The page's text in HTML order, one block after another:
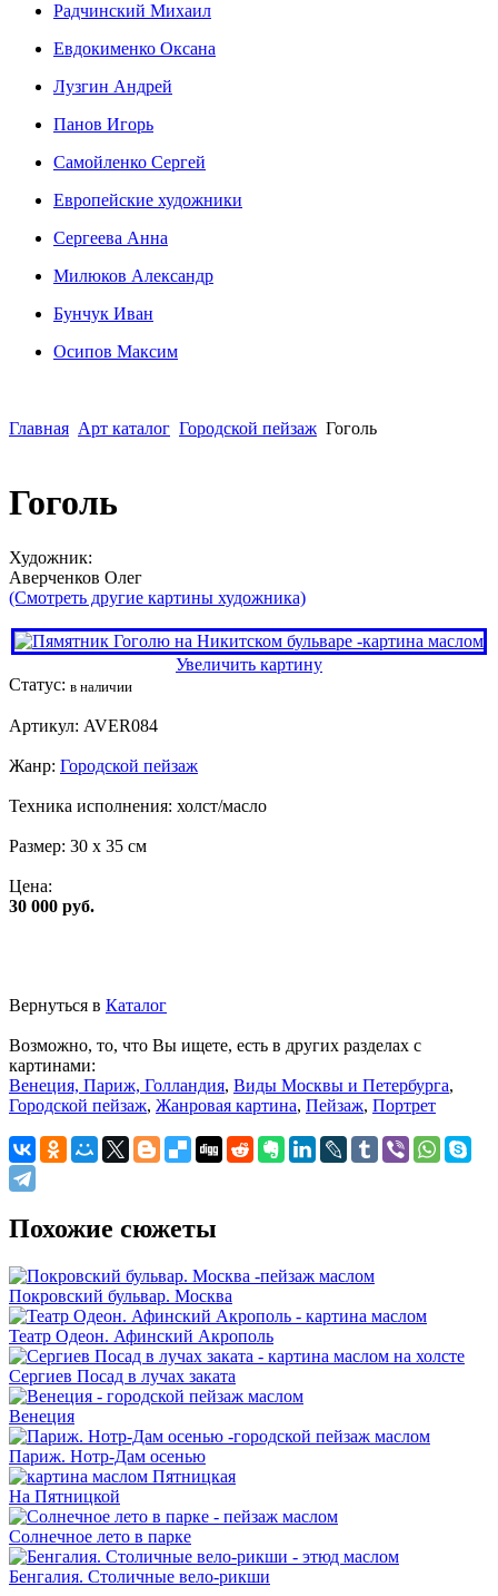
Радчинский Михаил
Евдокименко Оксана
Лузгин Андрей
Панов Игорь
Сaмoйленко Сергей
Европейские художники
Сергеева Анна
Милюков Александр
Бунчук Иван
Осипoв Максим
Главная Арт каталог Городской пейзаж Гоголь
Гоголь
Художник:
Аверченков Олег
(Смотреть другие картины художника)
Увеличить картину
Статус: в наличии
Артикул: AVER084
Жанр: Городской пейзаж
Техника исполнения: холст/масло
Размер: 30 x 35 см
Цена:
30 000 руб.
Вернуться в Каталог
Возможно, то, что Вы ищете, есть в других разделах с
картинами:
Венеция, Париж, Голландия, Виды Москвы и Петербурга,
Городской пейзаж, Жанровая картина, Пейзаж, Портрет
Похожие сюжеты
Покровский бульвар. Москва
Театр Одеон. Афинский Акрополь
Сергиев Посад в лучах заката
Венеция
Париж. Нотр-Дам осенью
На Пятницкой
Солнечное лето в парке
Бенгалия. Столичные вело-рикши